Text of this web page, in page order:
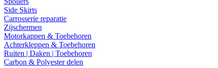
Side Skirts
Carrosserie reparatie
Zijschermen
Motorkappen & Toebehoren
Achterkleppen & Toebehoren
Ruiten | Daken | Toebehoren
Carbon & Polyester delen